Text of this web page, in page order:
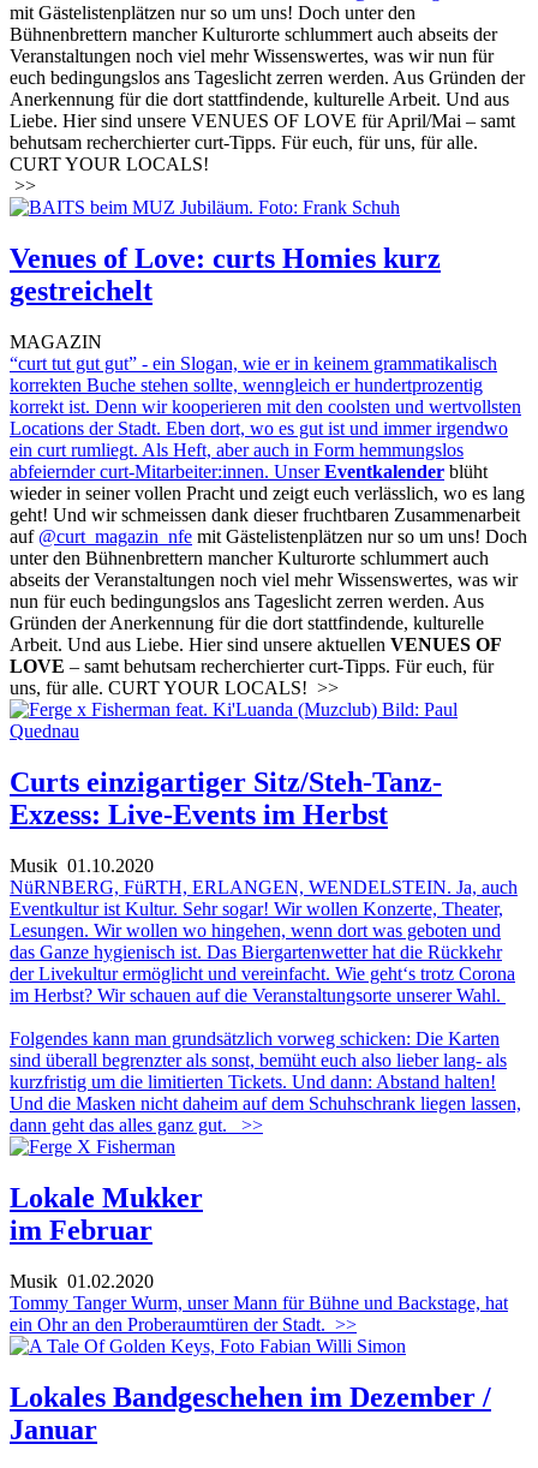
mit Gästelistenplätzen nur so um uns! Doch unter den
Bühnenbrettern mancher Kulturorte schlummert auch abseits der
Veranstaltungen noch viel mehr Wissenswertes, was wir nun für
euch bedingungslos ans Tageslicht zerren werden. Aus Gründen der
Anerkennung für die dort stattfindende, kulturelle Arbeit. Und aus
Liebe. Hier sind unsere VENUES OF LOVE für April/Mai – samt
behutsam recherchierter curt-Tipps. Für euch, für uns, für alle.
CURT YOUR LOCALS!
>>
Venues of Love: curts Homies kurz
gestreichelt
MAGAZIN
“curt tut gut gut” - ein Slogan, wie er in keinem grammatikalisch
korrekten Buche stehen sollte, wenngleich er hundertprozentig
korrekt ist. Denn wir kooperieren mit den coolsten und wertvollsten
Locations der Stadt. Eben dort, wo es gut ist und immer irgendwo
ein curt rumliegt. Als Heft, aber auch in Form hemmungslos
abfeiernder curt-Mitarbeiter:innen. UnserEventkalender blüht
wieder in seiner vollen Pracht und zeigt euch verlässlich, wo es lang
geht! Und wir schmeissen dank dieser fruchtbaren Zusammenarbeit
auf @curt_magazin_nfe mit Gästelistenplätzen nur so um uns! Doch
unter den Bühnenbrettern mancher Kulturorte schlummert auch
abseits der Veranstaltungen noch viel mehr Wissenswertes, was wir
nun für euch bedingungslos ans Tageslicht zerren werden. Aus
Gründen der Anerkennung für die dort stattfindende, kulturelle
Arbeit. Und aus Liebe. Hier sind unsere aktuellen VENUES OF
LOVE – samt behutsam recherchierter curt-Tipps. Für euch, für
uns, für alle. CURT YOUR LOCALS! >>
Curts einzigartiger Sitz/Steh-Tanz-
Exzess: Live-Events im Herbst
Musik 01.10.2020
NüRNBERG, FüRTH, ERLANGEN, WENDELSTEIN. Ja, auch
Eventkultur ist Kultur. Sehr sogar! Wir wollen Konzerte, Theater,
Lesungen. Wir wollen wo hingehen, wenn dort was geboten und
das Ganze hygienisch ist. Das Biergartenwetter hat die Rückkehr
der Livekultur ermöglicht und vereinfacht. Wie geht‘s trotz Corona
im Herbst? Wir schauen auf die Veranstaltungsorte unserer Wahl.
Folgendes kann man grundsätzlich vorweg schicken: Die Karten
sind überall begrenzter als sonst, bemüht euch also lieber lang- als
kurzfristig um die limitierten Tickets. Und dann: Abstand halten!
Und die Masken nicht daheim auf dem Schuhschrank liegen lassen,
dann geht das alles ganz gut.
>>
Lokale Mukker
im Februar
Musik 01.02.2020
Tommy Tanger Wurm, unser Mann für Bühne und Backstage, hat
ein Ohr an den Proberaumtüren der Stadt. >>
Lokales Bandgeschehen im Dezember /
Januar